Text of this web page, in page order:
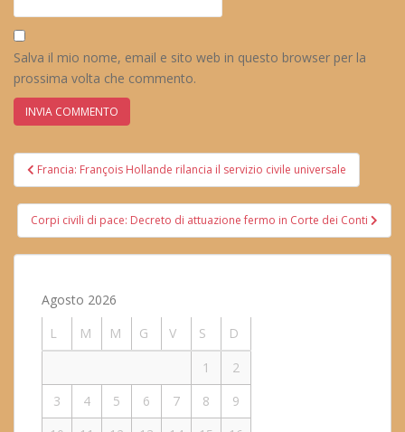
Salva il mio nome, email e sito web in questo browser per la
prossima volta che commento.
Navigazione
articoli
Francia: François Hollande rilancia il servizio civile universale
Corpi civili di pace: Decreto di attuazione fermo in Corte dei Conti
Agosto 2026
L
M M G V S
D
1
2
3
4 5 6 7 8
9